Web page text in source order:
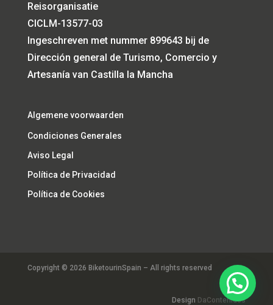
Reisorganisatie
CICLM-13577-03
Ingeschreven met nummer 899643 bij de
Dirección general de Turismo, Comercio y
Artesanía van Castilla la Mancha
Algemene voorwaarden
Condiciones Generales
Aviso Legal
Política de Privacidad
Política de Cookies
Copyright © 2026 BiketourinSpain – All rights reserved
Design DaContenidos